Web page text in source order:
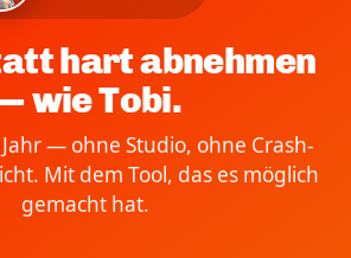
hart abnehmen
wie Tobi.
— ohne Studio, ohne Crash-
Mit dem Tool, das es möglich
gemacht hat.